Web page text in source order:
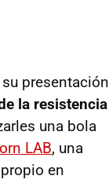
presentación
la resistencia
una bola
LAB, una
en